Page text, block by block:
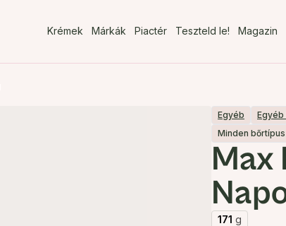
Krémek Márkák Piactér Teszteld le! Magazin
Egyéb
Minden bőrtípus
Max
171 g